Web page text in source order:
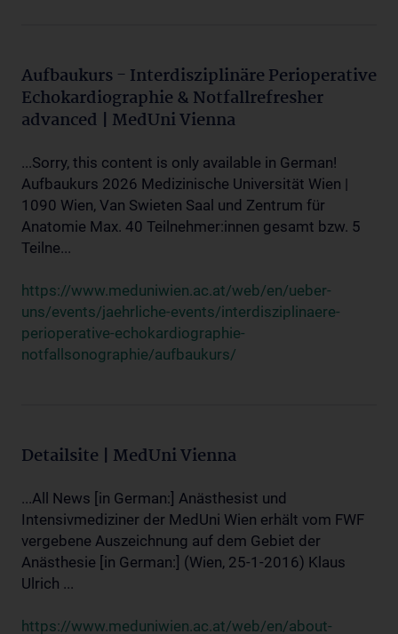
Aufbaukurs - Interdisziplinäre Perioperative
Echokardiographie & Notfallrefresher
advanced | MedUni Vienna
...Sorry, this content is only available in German!
Aufbaukurs 2026 Medizinische Universität Wien |
1090 Wien, Van Swieten Saal und Zentrum für
Anatomie Max. 40 Teilnehmer:innen gesamt bzw. 5
Teilne...
https://www.meduniwien.ac.at/web/en/ueber-
uns/events/jaehrliche-events/interdisziplinaere-
perioperative-echokardiographie-
notfallsonographie/aufbaukurs/
Detailsite | MedUni Vienna
...All News [in German:] Anästhesist und
Intensivmediziner der MedUni Wien erhält vom FWF
vergebene Auszeichnung auf dem Gebiet der
Anästhesie [in German:] (Wien, 25-1-2016) Klaus
Ulrich ...
https://www.meduniwien.ac.at/web/en/about-